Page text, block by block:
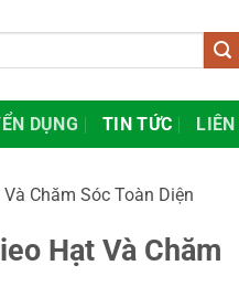
DỤNG TIN TỨC LIÊN
Chăm Sóc Toàn Diện
Hạt Và Chăm